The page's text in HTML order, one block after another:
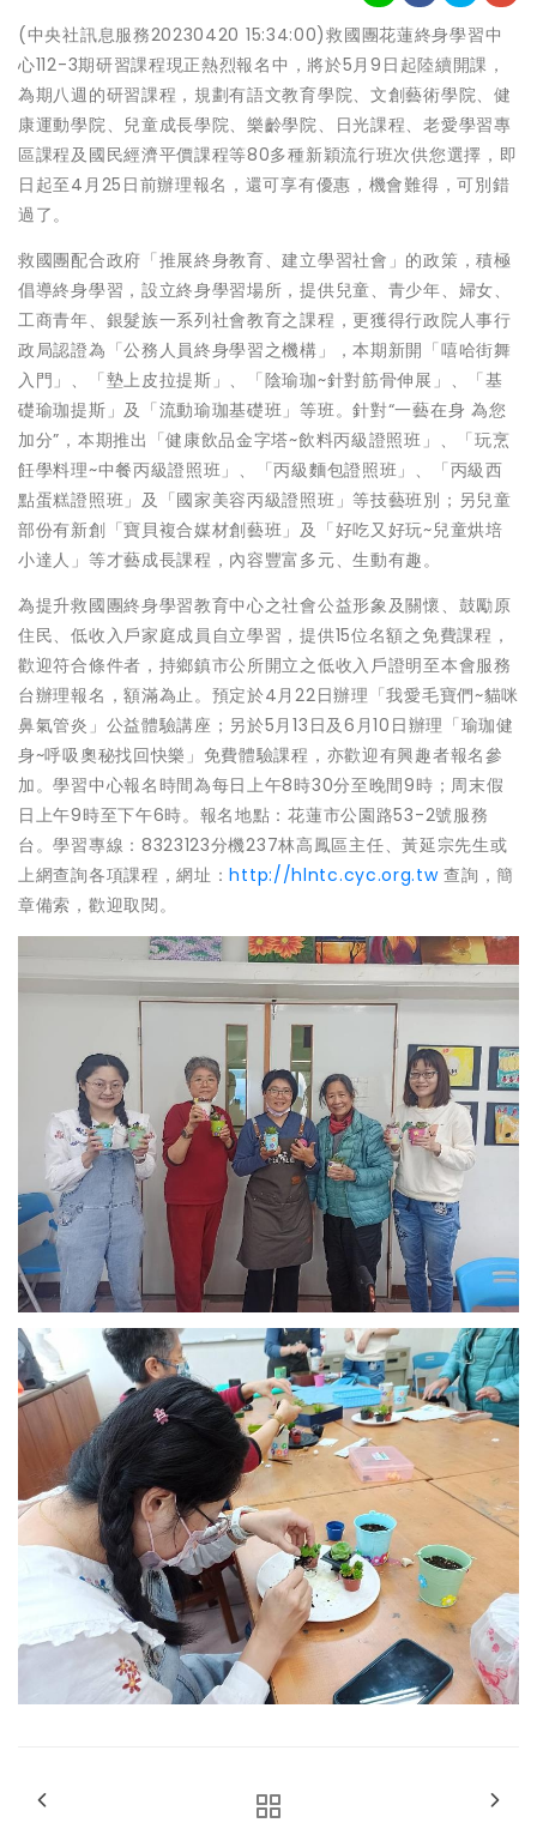
(中央社訊息服務20230420 15:34:00)救國團花蓮終身學習中
心112-3期研習課程現正熱烈報名中，將於5月9日起陸續開課，
為期八週的研習課程，規劃有語文教育學院、文創藝術學院、健
康運動學院、兒童成長學院、樂齡學院、日光課程、老愛學習專
區課程及國民經濟平價課程等80多種新穎流行班次供您選擇，即
日起至4月25日前辦理報名，還可享有優惠，機會難得，可別錯
過了。
救國團配合政府「推展終身教育、建立學習社會」的政策，積極
倡導終身學習，設立終身學習場所，提供兒童、青少年、婦女、
工商青年、銀髮族一系列社會教育之課程，更獲得行政院人事行
政局認證為「公務人員終身學習之機構」，本期新開「嘻哈街舞
入門」、「墊上皮拉提斯」、「陰瑜珈~針對筋骨伸展」、「基
礎瑜珈提斯」及「流動瑜珈基礎班」等班。針對“一藝在身 為您
加分”，本期推出「健康飲品金字塔~飲料丙級證照班」、「玩烹
飪學料理~中餐丙級證照班」、「丙級麵包證照班」、「丙級西
點蛋糕證照班」及「國家美容丙級證照班」等技藝班別；另兒童
部份有新創「寶貝複合媒材創藝班」及「好吃又好玩~兒童烘培
小達人」等才藝成長課程，內容豐富多元、生動有趣。
為提升救國團終身學習教育中心之社會公益形象及關懷、鼓勵原
住民、低收入戶家庭成員自立學習，提供15位名額之免費課程，
歡迎符合條件者，持鄉鎮市公所開立之低收入戶證明至本會服務
台辦理報名，額滿為止。預定於4月22日辦理「我愛毛寶們~貓咪
鼻氣管炎」公益體驗講座；另於5月13日及6月10日辦理「瑜珈健
身~呼吸奧秘找回快樂」免費體驗課程，亦歡迎有興趣者報名參
加。學習中心報名時間為每日上午8時30分至晚間9時；周末假
日上午9時至下午6時。報名地點：花蓮市公園路53-2號服務
台。學習專線：8323123分機237林高鳳區主任、黃延宗先生或
上網查詢各項課程，網址：http://hlntc.cyc.org.tw查詢，簡
章備索，歡迎取閱。